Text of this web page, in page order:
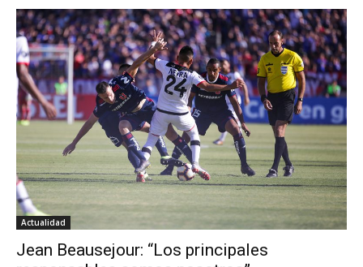
Actualidad
Jean Beausejour: “Los principales